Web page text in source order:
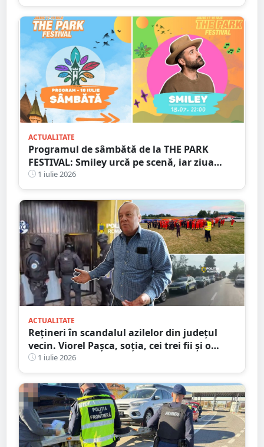
ACTUALITATE
Programul de sâmbătă de la THE PARK
FESTIVAL: Smiley urcă pe scenă, iar ziua
aduce dezbateri, sport, ateliere și concerte
pentru toate vârstele
1 iulie 2026
ACTUALITATE
Rețineri în scandalul azilelor din județul
vecin. Viorel Pașca, soția, cei trei fii și o
angajată, reținuți după audierile DIICOT
1 iulie 2026